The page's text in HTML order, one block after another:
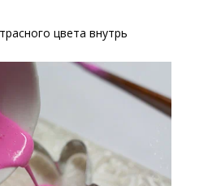
цвета внутрь